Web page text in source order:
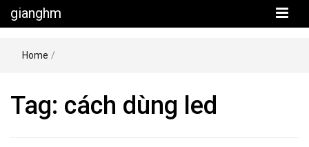
gianghm
Home /
Tag: cách dùng led